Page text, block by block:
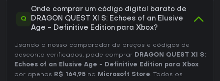
Q
Onde comprar um código digital barato de
DRAGON QUEST XI S: Echoes of an Elusive
Age - Definitive Edition para Xbox?
Usando o nosso comparador de preços e códigos de
desconto verificados, pode comprar DRAGON QUEST XI S:
Echoes of an Elusive Age - Definitive Edition para Xbox
por apenas R$ 164,95 na Microsoft Store. Todos os